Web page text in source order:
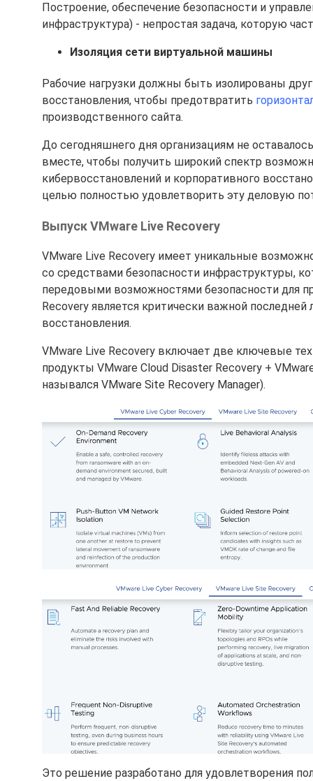
Построение, обеспечение безопасности и
инфраструктура) - непростая задача, которую
Изоляция сети виртуальной машины
Рабочие нагрузки должны быть изолированы
восстановления, чтобы предотвратить
производственного сайта.
До сегодняшнего дня организациям не
вместе, чтобы получить широкий спектр
кибервосстановлений и корпоративного
целью полностью удовлетворить эту деловую
Выпуск VMware Live Recovery
VMware Live Recovery имеет уникальные
со средствами безопасности инфраструктуры,
передовыми возможностями безопасности для
Recovery является критически важной
восстановления.
VMware Live Recovery включает две ключевые
продукты VMware Cloud Disaster Recovery +
назывался VMware Site Recovery Manager).
Это решение разработано для удовлетворения